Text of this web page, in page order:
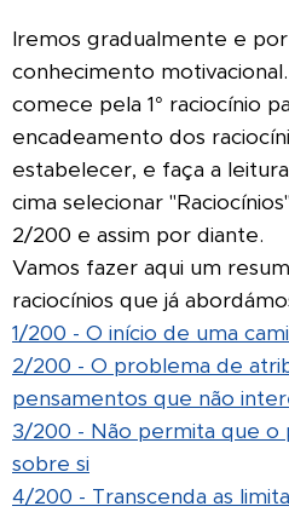
Iremos gradualmente e
conhecimento
comece pela 1° raciocínio
encadeamento dos
estabelecer, e faça a
cima selecionar
2/200 e assim por diante.
Vamos fazer aqui um
raciocínios que já
1/200 - O início de uma
2/200 - O problema de
pensamentos que não
3/200 - Não permita que o
sobre si
4/200 - Transcenda as